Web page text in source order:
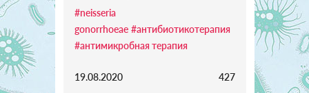
#neisseria
gonorrhoeae #антибиотикотерапия
#антимикробная терапия
19.08.2020 427